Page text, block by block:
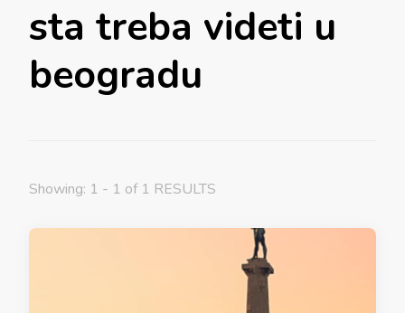
sta treba videti u
beogradu
Showing: 1 - 1 of 1 RESULTS